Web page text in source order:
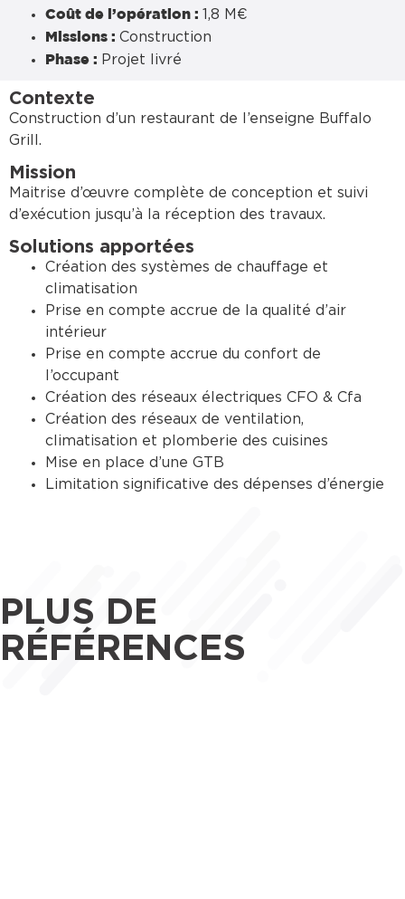
Coût de l’opération : 1,8 M€
Missions : Construction
Phase : Projet livré
Contexte
Construction d’un restaurant de l’enseigne Buffalo
Grill.
Mission
Maitrise d’œuvre complète de conception et suivi
d’exécution jusqu’à la réception des travaux.
Solutions apportées
Création des systèmes de chauffage et
climatisation
Prise en compte accrue de la qualité d’air
intérieur
Prise en compte accrue du confort de
l’occupant
Création des réseaux électriques CFO & Cfa
Création des réseaux de ventilation,
climatisation et plomberie des cuisines
Mise en place d’une GTB
Limitation significative des dépenses d’énergie
PLUS DE
RÉFÉRENCES